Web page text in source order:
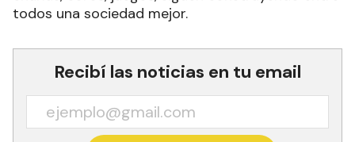
todos una sociedad mejor.
Recibí las noticias en tu email